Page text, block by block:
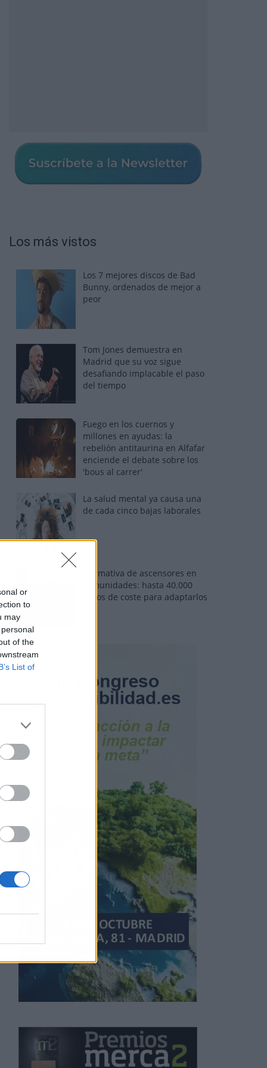
or
to
may
of the
List of
Los más vistos
Los 7 mejores discos de Bad
Bunny, ordenados de mejor a
peor
Tom Jones demuestra en
Madrid que su voz sigue
desafiando implacable el paso
del tiempo
Fuego en los cuernos y
millones en ayudas: la
rebelión antitaurina en Alfafar
enciende el debate sobre los
'bous al carrer'
La salud mental ya causa una
de cada cinco bajas laborales
Normativa de ascensores en
comunidades: hasta 40.000
euros de coste para adaptarlos